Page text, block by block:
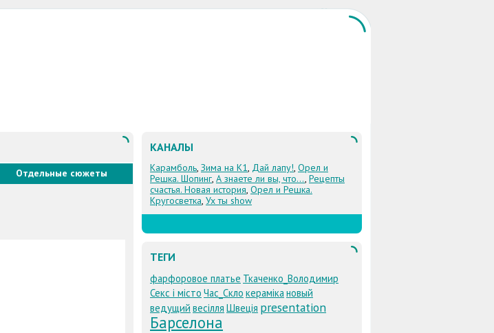
Отдельные сюжеты
КАНАЛЫ
Карамболь, Зима на К1, Дай лапу!, Орел и
Решка. Шопинг, А знаете ли вы, что..., Рецепты
счастья. Новая история, Орел и Решка.
Кругосветка, Ух ты show
ТЕГИ
фарфоровое платье Ткаченко_Володимир
Секс і місто Час_Скло керамікановый
ведущий весілля Швеція presentation
Барселона